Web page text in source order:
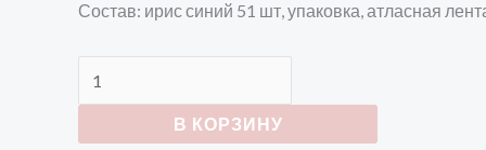
Состав: ирис синий 51 шт, упаковка, атласная
В КОРЗИНУ